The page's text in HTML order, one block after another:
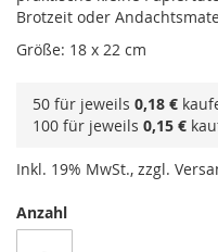
Brotzeit oder
Größe: 18 x 22 cm
50 für jeweils 0,18 €
100 für jeweils 0,15 €
Inkl. 19% MwSt., zzgl.
Anzahl